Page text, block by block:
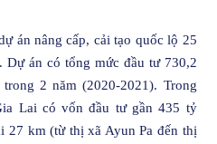
án nâng cấp, cải tạo quốc lộ 25
án có tổng mức đầu tư 730,2
2 năm (2020-2021). Trong
Lai có vốn đầu tư gần 435 tỷ
27 km (từ thị xã Ayun Pa đến thị